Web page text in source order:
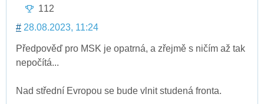
112
# 28.08.2023, 11:24
Předpověď pro MSK je opatrná, a zřejmě s ničím až tak
nepočítá...
Nad střední Evropou se bude vlnit studená fronta.